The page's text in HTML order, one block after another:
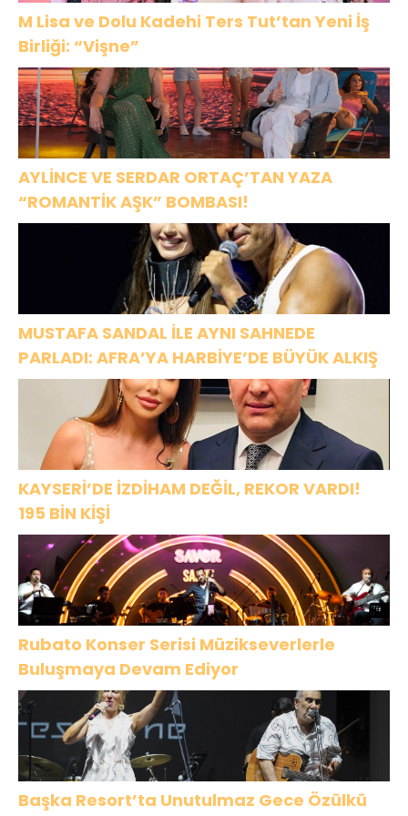
M Lisa ve Dolu Kadehi Ters Tut’tan Yeni İş
Birliği: “Vişne”
AYLİNCE VE SERDAR ORTAÇ’TAN YAZA
“ROMANTİK AŞK” BOMBASI!
MUSTAFA SANDAL İLE AYNI SAHNEDE
PARLADI: AFRA’YA HARBİYE’DE BÜYÜK ALKIŞ
KAYSERİ’DE İZDİHAM DEĞİL, REKOR VARDI!
195 BİN KİŞİ
Rubato Konser Serisi Müzikseverlerle
Buluşmaya Devam Ediyor
Başka Resort’ta Unutulmaz Gece Özülkü